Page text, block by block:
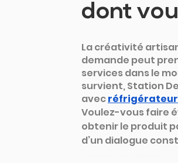
dont
La créativité
demande peut
services dans le
survient, Station
avec réfrigérateur
Voulez-vous faire
obtenir le produit
d’un dialogue